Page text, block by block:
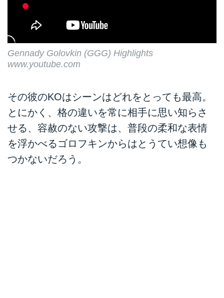
Gennady Golovkin (GGG) Highlights
www.youtube.com
その彼のKOはシーンはどれをとっても最高。
とにかく、格の違いを常に相手に思い知らさ
せる、容赦のない攻撃は、普段の柔和な表情
を浮かべるゴロフキンからはとうてい想像も
つかないだろう。